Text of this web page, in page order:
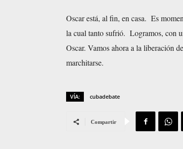
Oscar está, al fin, en casa. Es
la cual tanto sufrió. Logramos, con
Oscar. Vamos ahora a la liberación
marchitarse.
VÍA: cubadebate
Compartir